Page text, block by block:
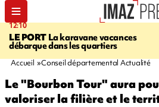
12:10
LE PORT La karavane vacances
débarque dans les quartiers
Accueil Conseil départemental Actualité
Le "Bourbon Tour" aura
valoriser la filière et le